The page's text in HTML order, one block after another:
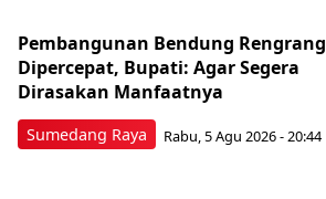
Sumedang Raya
Pembangunan Bendung Rengrang
Dipercepat, Bupati: Agar Segera
Dirasakan Manfaatnya
Rabu, 5 Agu 2026 - 20:44